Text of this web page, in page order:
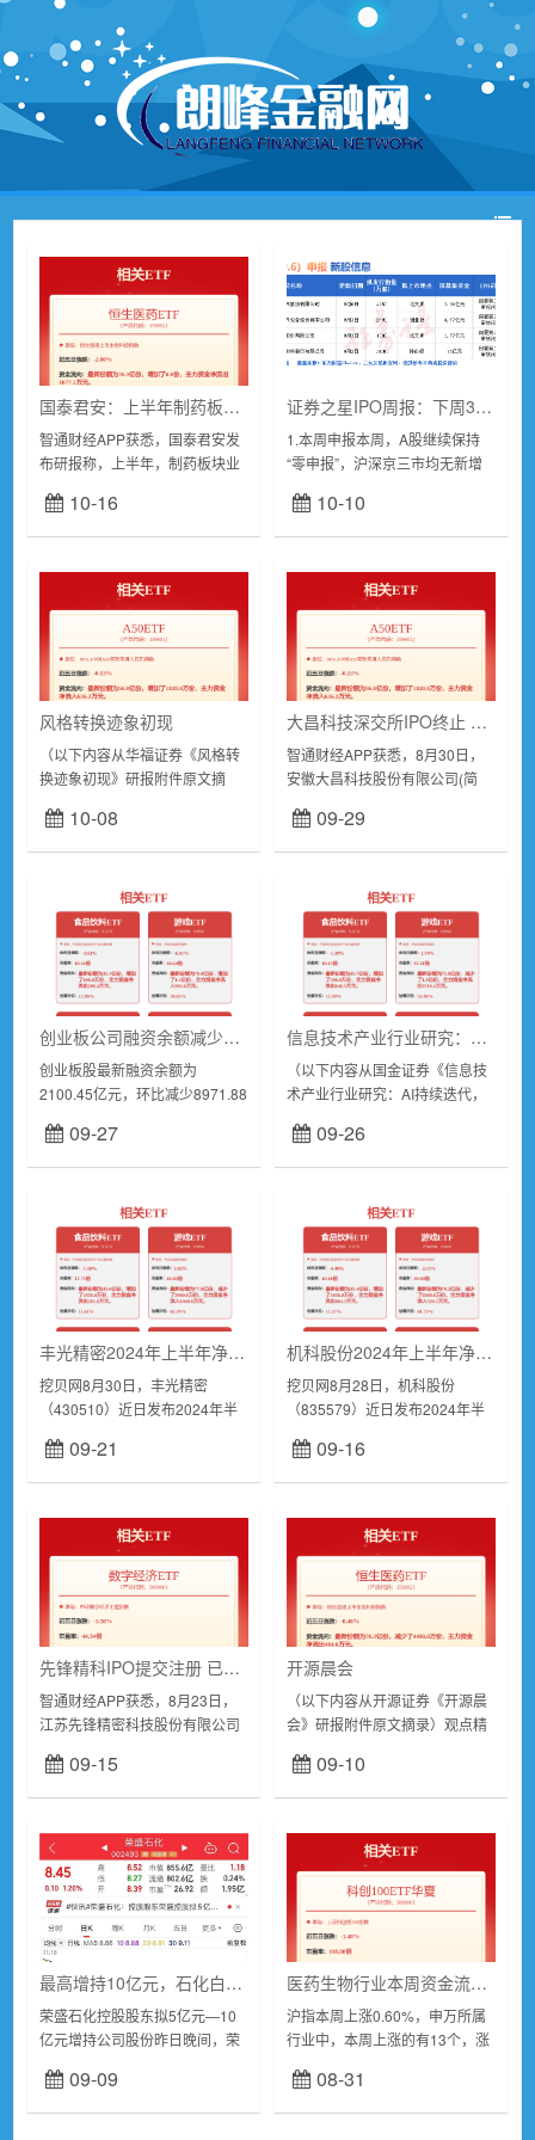
国泰君安：上半年制药板块分化 创新龙头改善趋势显著
智通财经APP获悉，国泰君安发
布研报称，上半年，制药板块业
表现优异，其中创新主线表现更
优，中药及流通短期略承压，估
10-16
证券之星IPO周报：下周3只新股申购(名单)
1.本周申报本周，A股继续保持
“零申报”，沪深京三市均无新增
司更新了上市申请审核动态。其
中，湖北兴福电子材料股份有限
10-10
风格转换迹象初现
（以下内容从华福证券《风格转
换迹象初现》研报附件原文摘
市场小幅反弹，全A上涨
1.37%。市场前3日缩量下行，以
10-08
大昌科技深交所IPO终止 目前与多家汽车主机厂开展合作
智通财经APP获悉，8月30日，
安徽大昌科技股份有限公司(简
终止。因大昌科技及保荐人撤回
发行上市申请，根据《深圳证券
09-29
创业板公司融资余额减少8971.88万元 26股遭减仓超5%
创业板股最新融资余额为
2100.45亿元，环比减少8971.88
超5%，融资余额环比降幅超5%
的有26只。证券时报・数据宝统
09-27
信息技术产业行业研究：AI持续迭代，关注硬件及应用落地投资机会
（以下内容从国金证券《信息技
术产业行业研究：AI持续迭代，
研报附件原文摘录）投资逻辑电
子板块：电子Q2盈利同环比快速
09-26
丰光精密2024年上半年净利1397.03万同比增长325% 高毛利半导体制造装备类加工件销售增加
挖贝网8月30日，丰光精密
（430510）近日发布2024年半
业收入119,451,756.22元，同比
增长32.63%；归属于上市...
09-21
机科股份2024年上半年净利691.02万 中介机构费用增加
挖贝网8月28日，机科股份
（835579）近日发布2024年半
业收入163,805,998.37元，同比
增长3.60%；归属于上市公...
09-16
先锋精科IPO提交注册 已实现量产供应7nm及以下国产刻蚀设备关键零部件
智通财经APP获悉，8月23日，
江苏先锋精密科技股份有限公司
创板IPO审核状态变更为“提交注
册”。华泰联合证券为其保荐机
09-15
开源晨会
（以下内容从开源证券《开源晨
会》研报附件原文摘录）观点精
侧行情注重应对，重点关注回售
策略――固收专题-20240820行
09-10
最高增持10亿元，石化白马股股东再度出手！能源领域重磅利好，大规模设备更新方案印发！13只业绩翻倍股出炉
荣盛石化控股股东拟5亿元—10
亿元增持公司股份昨日晚间，荣
拟增持股份，金额不低于人民币
5亿元且不超过人民币10亿元，
09-09
医药生物行业本周资金流出榜：8股净流出资金超亿元
沪指本周上涨0.60%，申万所属
行业中，本周上涨的有13个，涨
幅为2.66%、2.42%。医药生物
行业本周上涨0.05%。跌幅居前
08-31